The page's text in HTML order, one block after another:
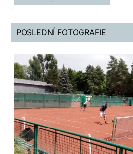
POSLEDNÍ FOTOGRAFIE